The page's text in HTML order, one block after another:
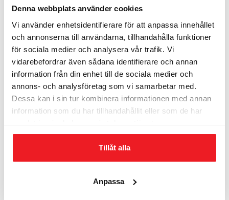
Denna webbplats använder cookies
Vi använder enhetsidentifierare för att anpassa innehållet
och annonserna till användarna, tillhandahålla funktioner
för sociala medier och analysera vår trafik. Vi
vidarebefordrar även sådana identifierare och annan
information från din enhet till de sociala medier och
annons- och analysföretag som vi samarbetar med.
Dessa kan i sin tur kombinera informationen med annan
information som du har tillhandahållit eller som de har
samlat in när du har använt deras tjänster.
Tillåt alla
Anpassa
Relaterade produkter
RVLW 40-III